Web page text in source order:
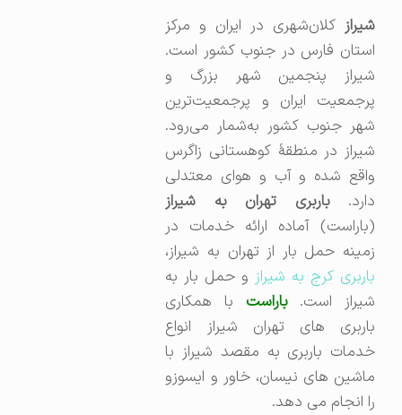
شیرازکلان‌شهری در ایران و مرکز
استان فارس در جنوب کشور است.
شیراز پنجمین شهر بزرگ و
پرجمعیت ایران و پرجمعیت‌ترین
شهر جنوب کشور به‌شمار می‌رود.
شیراز در منطقهٔ کوهستانی زاگرس
واقع شده و آب و هوای معتدلی
دارد.باربری تهران به شیراز
(باراست) آماده ارائه خدمات در
زمینه حمل بار از تهران به شیراز،
باربری کرج به شیرازو حمل بار به
شیراز است.باراست با همکاری
باربری های تهران شیراز انواع
خدمات باربری به مقصد شیراز با
ماشین های نیسان، خاور و ایسوزو
را انجام می دهد.